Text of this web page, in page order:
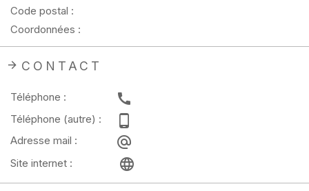
Code postal :
Coordonnées :
CONTACT
Téléphone :
Téléphone (autre) :
Adresse mail :
Site internet :